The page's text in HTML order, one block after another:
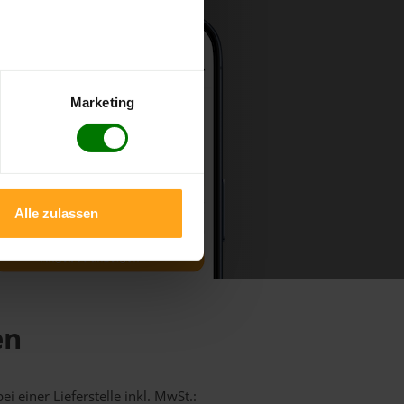
Marketing
Alle zulassen
einer Lieferstelle inkl. MwSt.: